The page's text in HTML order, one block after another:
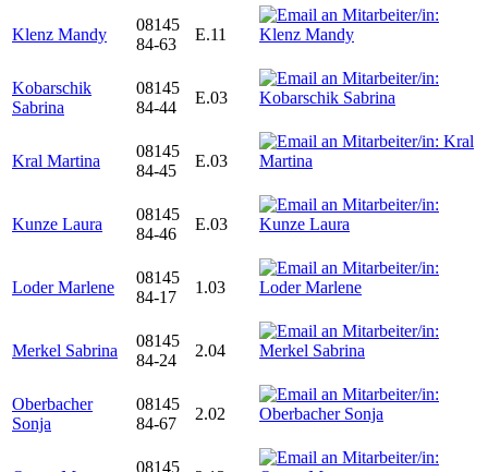
Klenz Mandy
08145
84-63
E.11
Kobarschik
Sabrina
08145
84-44
E.03
Kral Martina
08145
84-45
E.03
Kunze Laura
08145
84-46
E.03
Loder Marlene
08145
84-17
1.03
Merkel Sabrina
08145
84-24
2.04
Oberbacher
Sonja
08145
84-67
2.02
08145